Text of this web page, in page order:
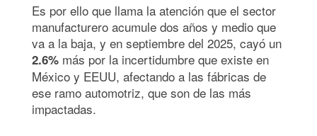
Es por ello que llama la atención que el sector
manufacturero acumule dos años y medio que
va a la baja, y en septiembre del 2025, cayó un
2.6% más por la incertidumbre que existe en
México y EEUU, afectando a las fábricas de
ese ramo automotriz, que son de las más
impactadas.